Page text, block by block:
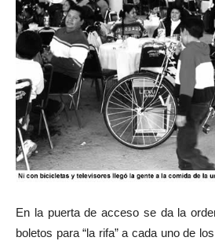
En la puerta de acceso se da la
boletos para “la rifa” a cada uno de